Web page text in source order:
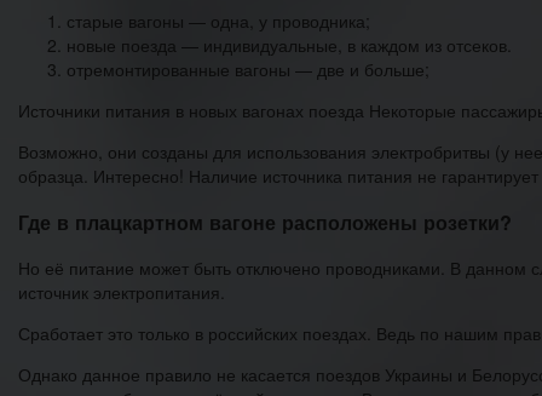
старые вагоны — одна, у проводника;
новые поезда — индивидуальные, в каждом из отсеков.
отремонтированные вагоны — две и больше;
Источники питания в новых вагонах поезда Некоторые
Возможно, они созданы для использования электробритвы (у
образца. Интересно! Наличие источника питания не
Где в плацкартном вагоне расположены розетки?
Но её питание может быть отключено проводниками. В данном
источник электропитания.
Сработает это только в российских поездах. Ведь по нашим
Однако данное правило не касается поездов Украины и